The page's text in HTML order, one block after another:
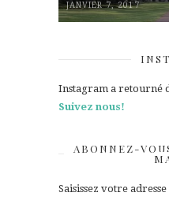
JANVIER 7, 2017
Instagram a retourné
Suivez nous!
ABONNEZ-
Saisissez votre